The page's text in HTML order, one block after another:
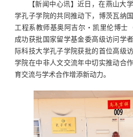
【新闻中心讯】近日，在燕山大
学孔子学院的共同推动下，博茨瓦纳
工程系教师基奥阿吉尔・凯里伦博士（
成功获批国家留学基金委高级访问学
际科技大学孔子学院获批的首位高级
学院在中非人文交流年中切实推动合
育交流与学术合作增添新动力。